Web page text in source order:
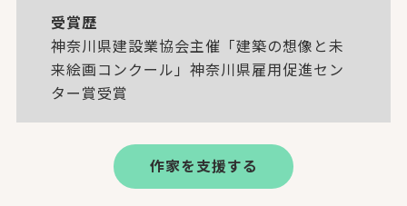
受賞歴
神奈川県建設業協会主催「建築の想像と未
来絵画コンクール」神奈川県雇用促進セン
ター賞受賞
作家を支援する